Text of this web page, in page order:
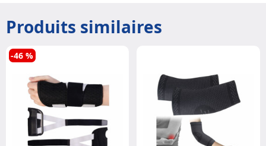
Produits similaires
-46 %